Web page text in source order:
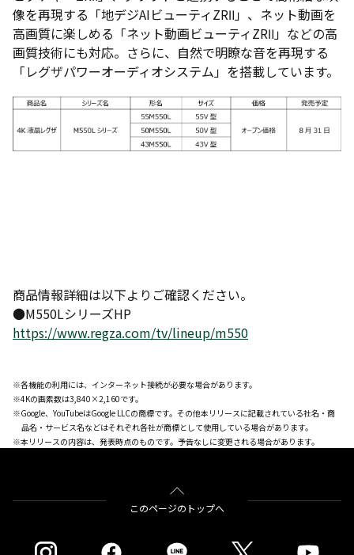
像を再現する「地デジAIビューティZRⅡ」、ネット動画を
高画質に楽しめる「ネット動画ビューティZRⅡ」などの高
画質技術にも対応。さらに、自然で明瞭な音を再現する
「レグザパワーオーディオシステム」を搭載しています。
商品情報詳細は以下よりご確認ください。
●M550LシリーズHP
https://www.regza.com/tv/lineup/m550
※各機能の利用には、インターネット接続が必要な場合があります。
※4Kの画素数は3,840×2,160です。
※Google、YouTubeはGoogle LLCの商標です。その他本リリースに記載されている社名・商
品名・サービス名などはそれぞれ各社が商標として使用している場合があります。
※本リリースの内容は、発表時点のものです。予告なしに変更される場合があります。
このページのトップへ